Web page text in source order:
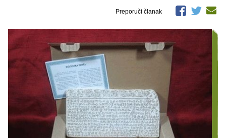
Preporuči članak